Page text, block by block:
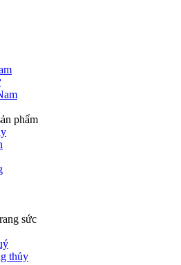
phẩm
sức
thủy